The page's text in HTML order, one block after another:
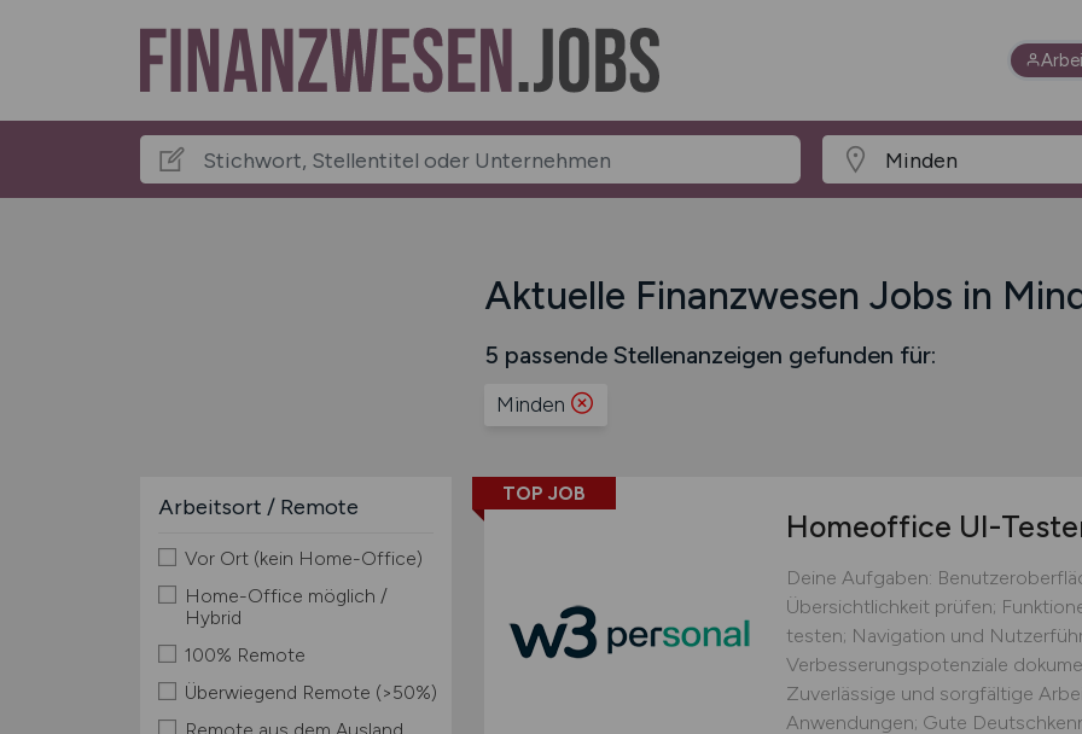
Aktuelle Finanzwesen Jobs in
5 passende Stellenanzeigen gefunden für:
Minden
Arbeitsort / Remote
Vor Ort (kein Home-Office)
Home-Office möglich /
Hybrid
100% Remote
Überwiegend Remote (>50%)
TOP JOB
Homeoffice UI-
Deine Aufgaben:
Übersichtlichkeit prüfen;
testen; Navigation und
Verbesserungspotenziale
Zuverlässige und sorgfältige
Anwendungen; Gute